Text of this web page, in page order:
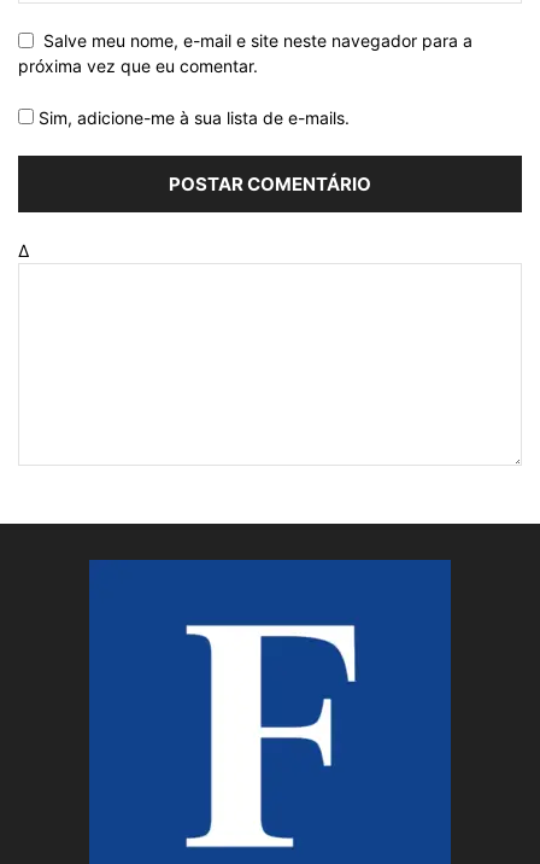
Salve meu nome, e-mail e site neste navegador para a
próxima vez que eu comentar.
Sim, adicione-me à sua lista de e-mails.
Δ